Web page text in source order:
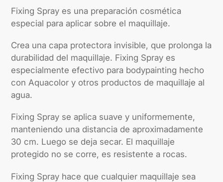
carrito
Fixing Spray es una preparación cosmética
especial para aplicar sobre el maquillaje.
Crea una capa protectora invisible, que prolonga la
durabilidad del maquillaje. Fixing Spray es
especialmente efectivo para bodypainting hecho
con Aquacolor y otros productos de maquillaje al
agua.
Fixing Spray se aplica suave y uniformemente,
manteniendo una distancia de aproximadamente
30 cm. Luego se deja secar. El maquillaje
protegido no se corre, es resistente a rocas.
Fixing Spray hace que cualquier maquillaje sea